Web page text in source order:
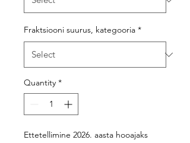
Fraktsiooni suurus, kategooria *
Quantity *
Ettetellimine 2026. aasta hooajaks